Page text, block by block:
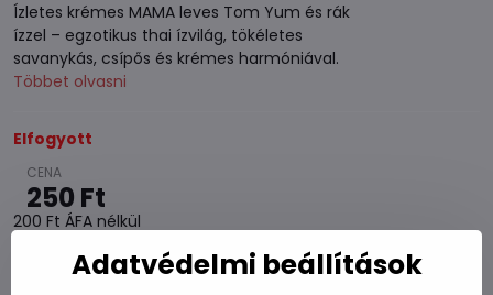
Ízletes krémes MAMA leves Tom Yum és rák
ízzel – egzotikus thai ízvilág, tökéletes
savanykás, csípős és krémes harmóniával.
Többet olvasni
Elfogyott
250 Ft
200 Ft ÁFA nélkül
Adatvédelmi beállítások